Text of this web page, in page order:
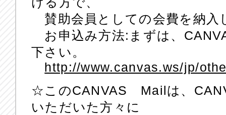
賛助会員としての会費を納入
お申込み方法:まずは、
下さい。
http://www.canvas.ws/jp/
☆このCANVAS Mailは、
いただいた方々に